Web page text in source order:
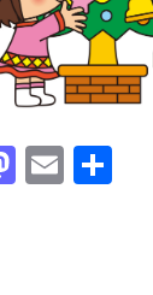
M E